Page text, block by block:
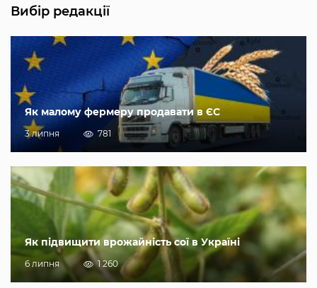
Вибір редакції
Як малому фермеру продавати в ЄС
3 липня 781
Як підвищити врожайність сої в Україні
6 липня 1 260